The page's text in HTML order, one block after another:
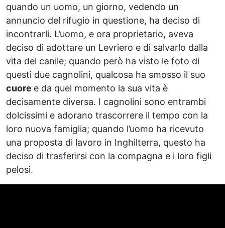
quando un uomo, un giorno, vedendo un
annuncio del rifugio in questione, ha deciso di
incontrarli. L’uomo, e ora proprietario, aveva
deciso di adottare un Levriero e di salvarlo dalla
vita del canile; quando però ha visto le foto di
questi due cagnolini, qualcosa ha smosso il suo
cuore e da quel momento la sua vita è
decisamente diversa. I cagnolini sono entrambi
dolcissimi e adorano trascorrere il tempo con la
loro nuova famiglia; quando l’uomo ha ricevuto
una proposta di lavoro in Inghilterra, questo ha
deciso di trasferirsi con la compagna e i loro figli
pelosi.